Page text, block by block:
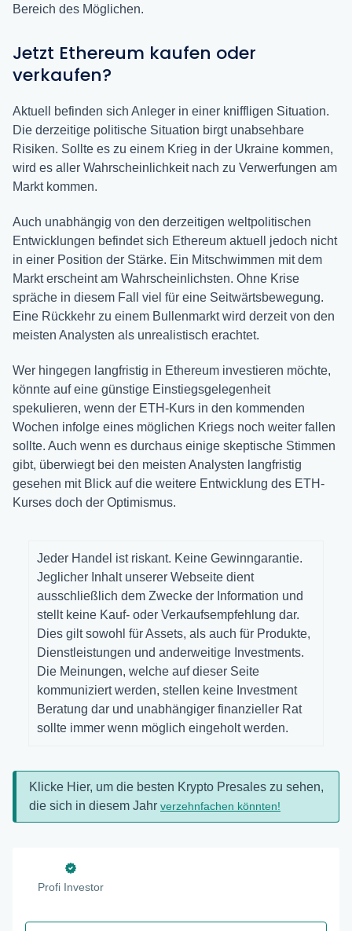
Bereich des Möglichen.
Jetzt Ethereum kaufen oder
verkaufen?
Aktuell befinden sich Anleger in einer kniffligen Situation.
Die derzeitige politische Situation birgt unabsehbare
Risiken. Sollte es zu einem Krieg in der Ukraine kommen,
wird es aller Wahrscheinlichkeit nach zu Verwerfungen am
Markt kommen.
Auch unabhängig von den derzeitigen weltpolitischen
Entwicklungen befindet sich Ethereum aktuell jedoch nicht
in einer Position der Stärke. Ein Mitschwimmen mit dem
Markt erscheint am Wahrscheinlichsten. Ohne Krise
spräche in diesem Fall viel für eine Seitwärtsbewegung.
Eine Rückkehr zu einem Bullenmarkt wird derzeit von den
meisten Analysten als unrealistisch erachtet.
Wer hingegen langfristig in Ethereum investieren möchte,
könnte auf eine günstige Einstiegsgelegenheit
spekulieren, wenn der ETH-Kurs in den kommenden
Wochen infolge eines möglichen Kriegs noch weiter fallen
sollte. Auch wenn es durchaus einige skeptische Stimmen
gibt, überwiegt bei den meisten Analysten langfristig
gesehen mit Blick auf die weitere Entwicklung des ETH-
Kurses doch der Optimismus.
Jeder Handel ist riskant. Keine Gewinngarantie.
Jeglicher Inhalt unserer Webseite dient
ausschließlich dem Zwecke der Information und
stellt keine Kauf- oder Verkaufsempfehlung dar.
Dies gilt sowohl für Assets, als auch für Produkte,
Dienstleistungen und anderweitige Investments.
Die Meinungen, welche auf dieser Seite
kommuniziert werden, stellen keine Investment
Beratung dar und unabhängiger finanzieller Rat
sollte immer wenn möglich eingeholt werden.
Klicke Hier, um die besten Krypto Presales zu sehen,
die sich in diesem Jahr verzehnfachen könnten!
Profi Investor